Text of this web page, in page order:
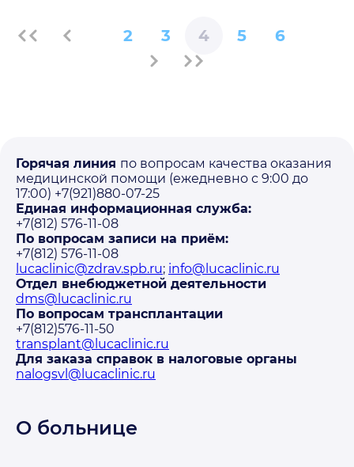
2 3 4 5 6
Горячая линия по вопросам качества оказания
медицинской помощи (ежедневно с 9:00 до
17:00) +7(921)880-07-25
Единая информационная служба:
+7(812) 576-11-08
По вопросам записи на приём:
+7(812) 576-11-08
lucaclinic@zdrav.spb.ru; info@lucaclinic.ru
Отдел внебюджетной деятельности
dms@lucaclinic.ru
По вопросам трансплантации
+7(812)576-11-50
transplant@lucaclinic.ru
Для заказа справок в налоговые органы
nalogsvl@lucaclinic.ru
О больнице